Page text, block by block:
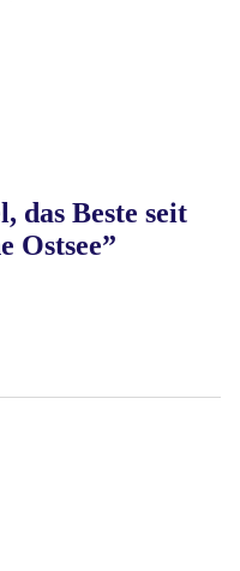
das Beste seit
Ostsee”